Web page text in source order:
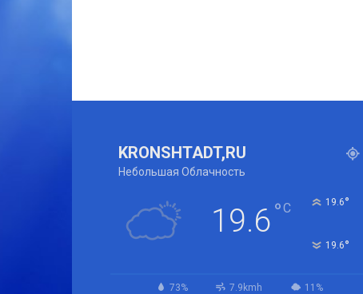
KRONSHTADT,RU
Небольшая Облачность
19.6°C 19.6°
19.6°
73% 7.9kmh 11%